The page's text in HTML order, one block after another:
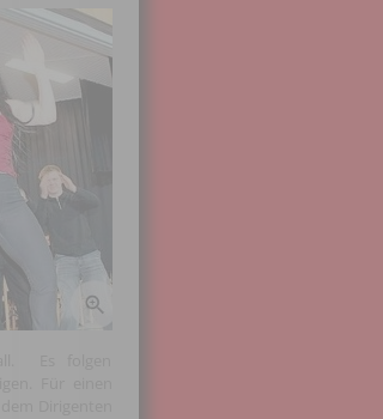
Es folgen
Für einen
Dirigenten